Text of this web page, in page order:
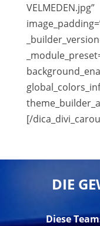
VELMEDEN.jpg”
[/
DIE
Diese